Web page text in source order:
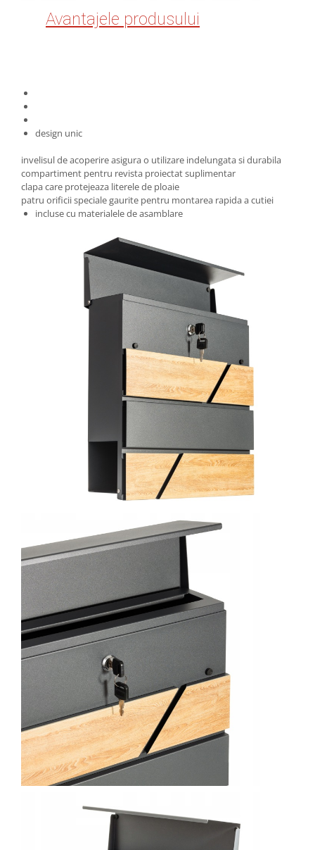
Avantajele produsului
design unic
invelisul de acoperire asigura o utilizare indelungata si durabila
compartiment pentru revista proiectat suplimentar
clapa care protejeaza literele de ploaie
patru orificii speciale gaurite pentru montarea rapida a cutiei
incluse cu materialele de asamblare